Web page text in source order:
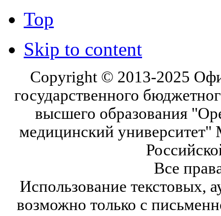
Top
Skip to content
Copyright © 2013-2025
государственного
высшего образования
медицинский университет"
Все
Использование текстовых,
возможно только с